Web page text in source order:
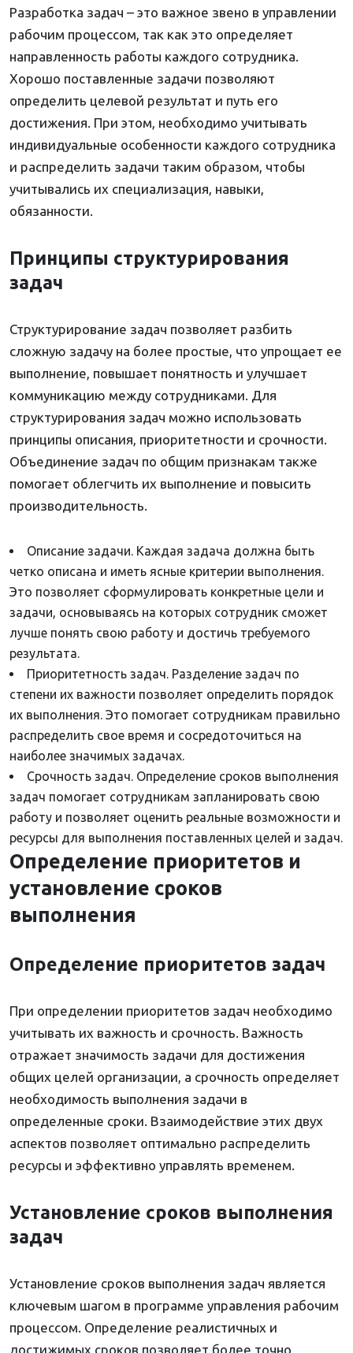
Разработка задач – это важное звено в управлении
рабочим процессом, так как это определяет
направленность работы каждого сотрудника.
Хорошо поставленные задачи позволяют
определить целевой результат и путь его
достижения. При этом, необходимо учитывать
индивидуальные особенности каждого сотрудника
и распределить задачи таким образом, чтобы
учитывались их специализация, навыки,
обязанности.
Принципы структурирования
задач
Структурирование задач позволяет разбить
сложную задачу на более простые, что упрощает ее
выполнение, повышает понятность и улучшает
коммуникацию между сотрудниками. Для
структурирования задач можно использовать
принципы описания, приоритетности и срочности.
Объединение задач по общим признакам также
помогает облегчить их выполнение и повысить
производительность.
Описание задачи. Каждая задача должна быть
четко описана и иметь ясные критерии выполнения.
Это позволяет сформулировать конкретные цели и
задачи, основываясь на которых сотрудник сможет
лучше понять свою работу и достичь требуемого
результата.
Приоритетность задач. Разделение задач по
степени их важности позволяет определить порядок
их выполнения. Это помогает сотрудникам правильно
распределить свое время и сосредоточиться на
наиболее значимых задачах.
Срочность задач. Определение сроков выполнения
задач помогает сотрудникам запланировать свою
работу и позволяет оценить реальные возможности и
ресурсы для выполнения поставленных целей и задач.
Определение приоритетов и
установление сроков
выполнения
Определение приоритетов задач
При определении приоритетов задач необходимо
учитывать их важность и срочность. Важность
отражает значимость задачи для достижения
общих целей организации, а срочность определяет
необходимость выполнения задачи в
определенные сроки. Взаимодействие этих двух
аспектов позволяет оптимально распределить
ресурсы и эффективно управлять временем.
Установление сроков выполнения
задач
Установление сроков выполнения задач является
ключевым шагом в программе управления рабочим
процессом. Определение реалистичных и
достижимых сроков позволяет более точно